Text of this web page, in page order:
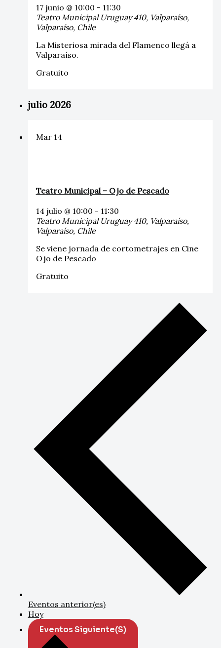
17 junio @ 10:00 - 11:30
Teatro Municipal Uruguay 410, Valparaíso,
Valparaíso, Chile
La Misteriosa mirada del Flamenco llegá a
Valparaíso.
Gratuito
julio 2026
Mar 14
Teatro Municipal – Ojo de Pescado
14 julio @ 10:00 - 11:30
Teatro Municipal Uruguay 410, Valparaíso,
Valparaíso, Chile
Se viene jornada de cortometrajes en Cine
Ojo de Pescado
Gratuito
Eventos anterior(es)
Hoy
EventosSiguiente(s)